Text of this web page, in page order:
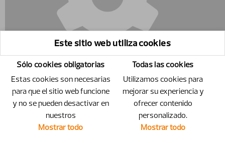
Este sitio web utiliza cookies
Sólo cookies obligatorias
Estas cookies son necesarias
para que el sitio web funcione
y no se pueden desactivar en
nuestros
Mostrar todo
Todas las cookies
Utilizamos cookies para
mejorar su experiencia y
ofrecer contenido
personalizado.
Mostrar todo